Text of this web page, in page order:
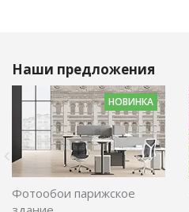
Наши предложения
НОВИНКА
Фотообои парижское